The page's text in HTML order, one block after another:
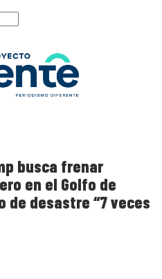
busca frenar
en el Golfo de
de desastre “7 veces